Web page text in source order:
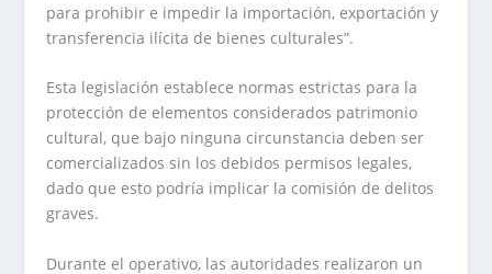
para prohibir e impedir la importación, exportación y
transferencia ilícita de bienes culturales”.
Esta legislación establece normas estrictas para la
protección de elementos considerados patrimonio
cultural, que bajo ninguna circunstancia deben ser
comercializados sin los debidos permisos legales,
dado que esto podría implicar la comisión de delitos
graves.
Durante el operativo, las autoridades realizaron un